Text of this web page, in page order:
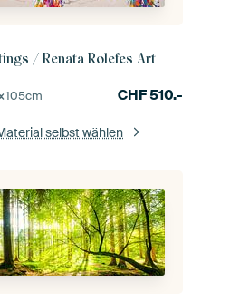
/ Renata Rolefes Art
cm CHF510.-
selbst wählen